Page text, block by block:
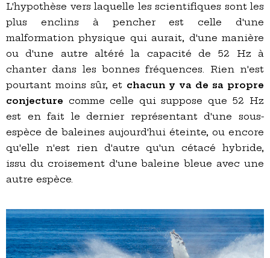
L'hypothèse vers laquelle les scientifiques sont les
plus enclins à pencher est celle d'une
malformation physique qui aurait, d'une manière
ou d'une autre altéré la capacité de 52 Hz à
chanter dans les bonnes fréquences. Rien n'est
pourtant moins sûr, et chacun y va de sa propre
conjecture comme celle qui suppose que 52 Hz
est en fait le dernier représentant d'une sous-
espèce de baleines aujourd'hui éteinte, ou encore
qu'elle n'est rien d'autre qu'un cétacé hybride,
issu du croisement d'une baleine bleue avec une
autre espèce.